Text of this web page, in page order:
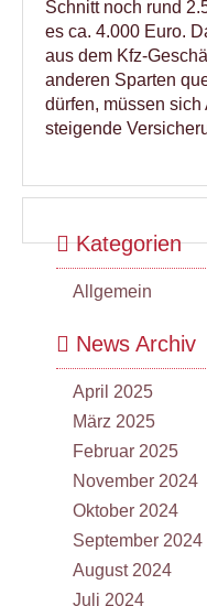
Schnitt noch rund
es ca. 4.000 Euro.
aus dem Kfz-
anderen Sparten
dürfen, müssen
steigende
Kategorien
Allgemein
News Archiv
April 2025
März 2025
Februar 2025
November 2024
Oktober 2024
September 2024
August 2024
Juli 2024